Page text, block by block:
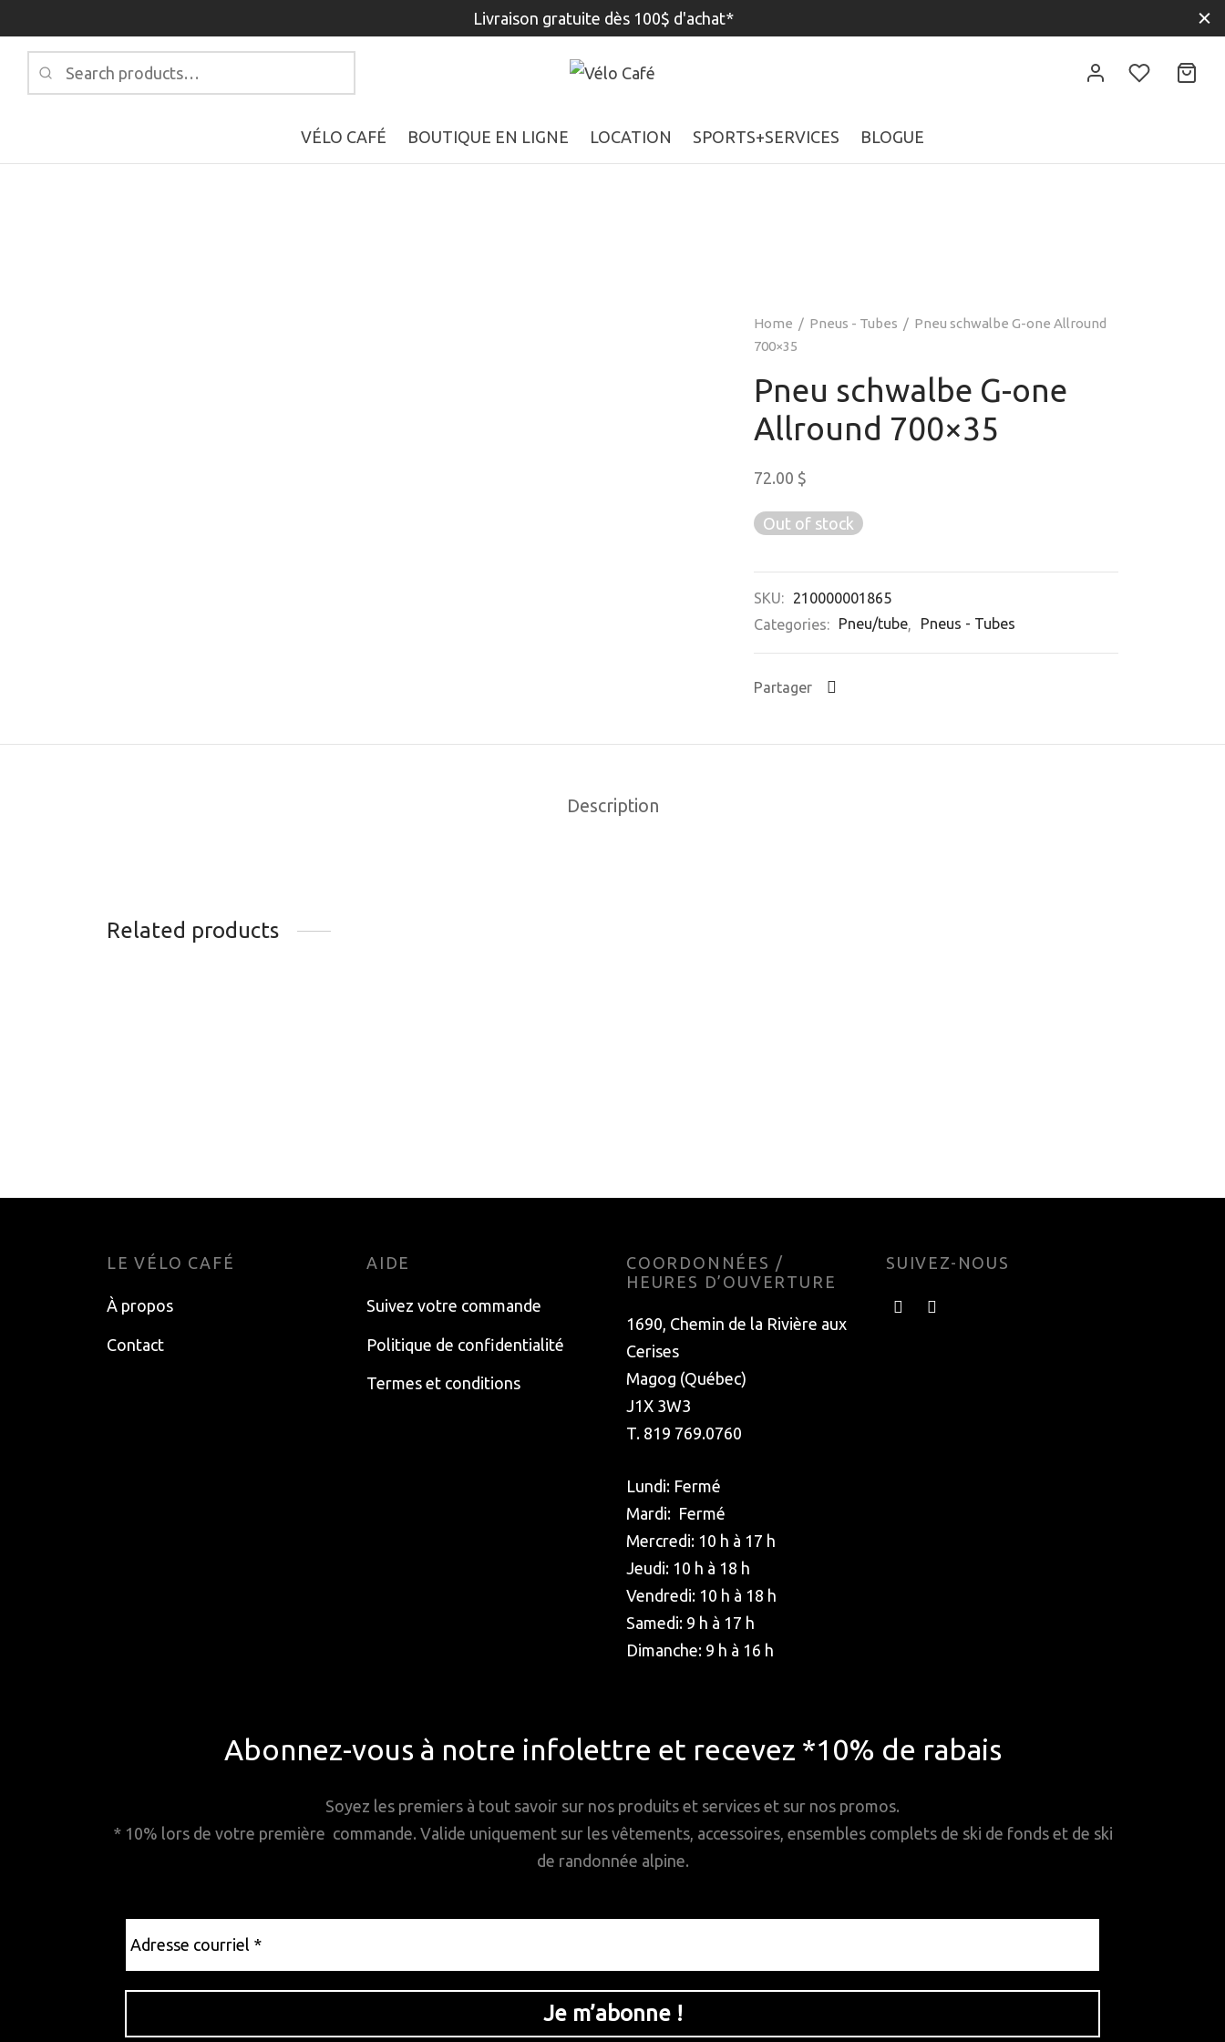
Livraison gratuite dès 100$ d'achat*
Search
for:
VÉLO CAFÉ BOUTIQUE EN LIGNE LOCATION SPORTS+SERVICES BLOGUE
Home / Pneus - Tubes / Pneu schwalbe G-one Allround
700×35
Pneu schwalbe G-one
Allround 700×35
72.00 $
Out of stock
SKU:
210000001865
Categories:
Pneu/tube, Pneus - Tubes
Partager
Description
Related products
Add to cart
LE VÉLO CAFÉ
À propos
Contact
AIDE
Suivez votre commande
Politique de confidentialité
Termes et conditions
COORDONNÉES /
HEURES D’OUVERTURE
1690, Chemin de la Rivière aux
Cerises
Magog (Québec)
J1X 3W3
T. 819 769.0760
Lundi: Fermé
Mardi: Fermé
Mercredi: 10 h à 17 h
Jeudi: 10 h à 18 h
Vendredi: 10 h à 18 h
Samedi: 9 h à 17 h
Dimanche: 9 h à 16 h
SUIVEZ-NOUS
Abonnez-vous à notre infolettre et recevez *10% de rabais
Soyez les premiers à tout savoir sur nos produits et services et sur nos promos.
* 10% lors de votre première commande. Valide uniquement sur les vêtements, accessoires, ensembles complets de ski de fonds et de ski
de randonnée alpine.
courriel